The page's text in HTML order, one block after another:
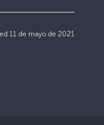
11 de mayo de 2021